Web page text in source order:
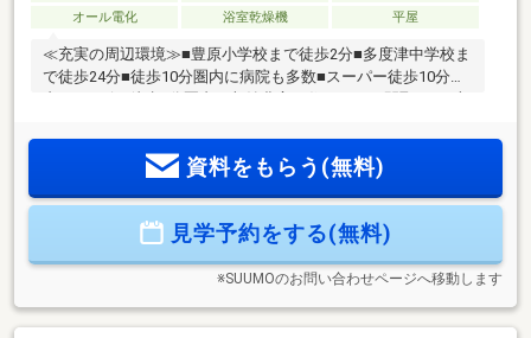
オール電化
浴室乾燥機 平屋
≪充実の周辺環境≫■豊原小学校まで徒歩2分■多度津中学校ま
で徒歩24分■徒歩10分圏内に病院も多数■スーパー徒歩10分圏
■雨でも安心のインナーバルコニー≪安心の住宅性能≫■高断
熱×耐震等級3×低価格の新築住宅!■住宅性能表示制度7項目で
資料をもらう(無料)
見学予約をする(無料)
※SUUMOのお問い合わせページへ移動します